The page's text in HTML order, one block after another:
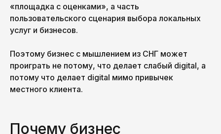
«площадка с оценками», а часть
пользовательского сценария выбора локальных
услуг и бизнесов.
Поэтому бизнес с мышлением из СНГ может
проиграть не потому, что делает слабый digital, а
потому что делает digital мимо привычек
местного клиента.
Почему бизнес